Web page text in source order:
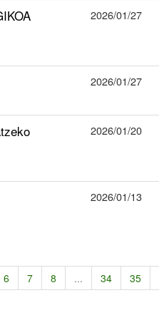
2026/01/27
2026/01/27
2026/01/20
2026/01/13
6 7 8 ... 34 35